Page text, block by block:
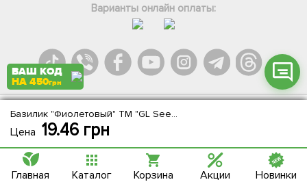
Базилик "Фиолетовый" ТМ "GL Seeds" 3г
Цена 19.46грн
Варианты онлайн оплаты:
Agromarket.Copyright © 2013-2026. Все права защищены
Онлайн чат
ВАШ КОД
НА 450грн
Главная Каталог Корзина Акции Новинки